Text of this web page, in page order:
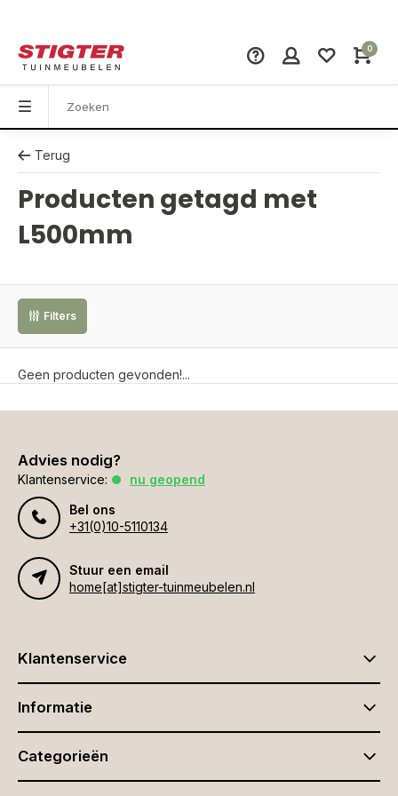
0
Terug
Producten getagd met
L500mm
Filters
Geen producten gevonden!...
Advies nodig?
Klantenservice:
nu geopend
Bel ons
+31(0)10-5110134
Stuur een email
home[at]stigter-tuinmeubelen.nl
Klantenservice
Informatie
Categorieën